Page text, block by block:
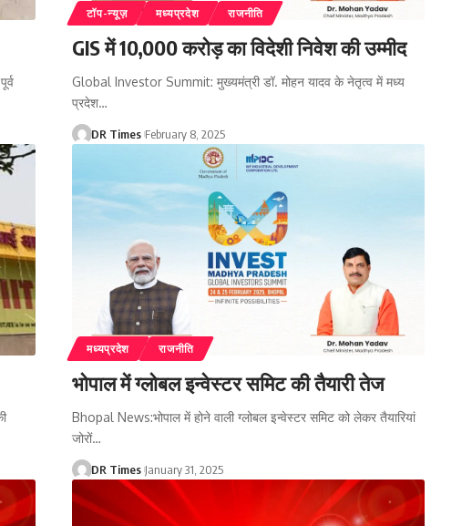
टॉप-न्यूज़ मध्यप्रदेश राजनीति
GIS में 10,000 करोड़ का विदेशी निवेश की उम्मीद
Global Investor Summit: मुख्यमंत्री डॉ. मोहन यादव के नेतृत्व में मध्य
प्रदेश…
DR Times February 8, 2025
मध्यप्रदेश राजनीति
भोपाल में ग्लोबल इन्वेस्टर समिट की तैयारी तेज
Bhopal News:भोपाल में होने वाली ग्लोबल इन्वेस्टर समिट को लेकर तैयारियां
जोरों…
DR Times January 31, 2025